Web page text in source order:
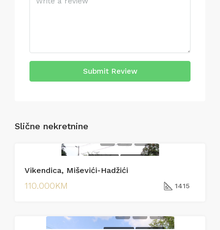
Submit Review
Slične nekretnine
Vikendica, Miševići-Hadžići
110.000KM 1415